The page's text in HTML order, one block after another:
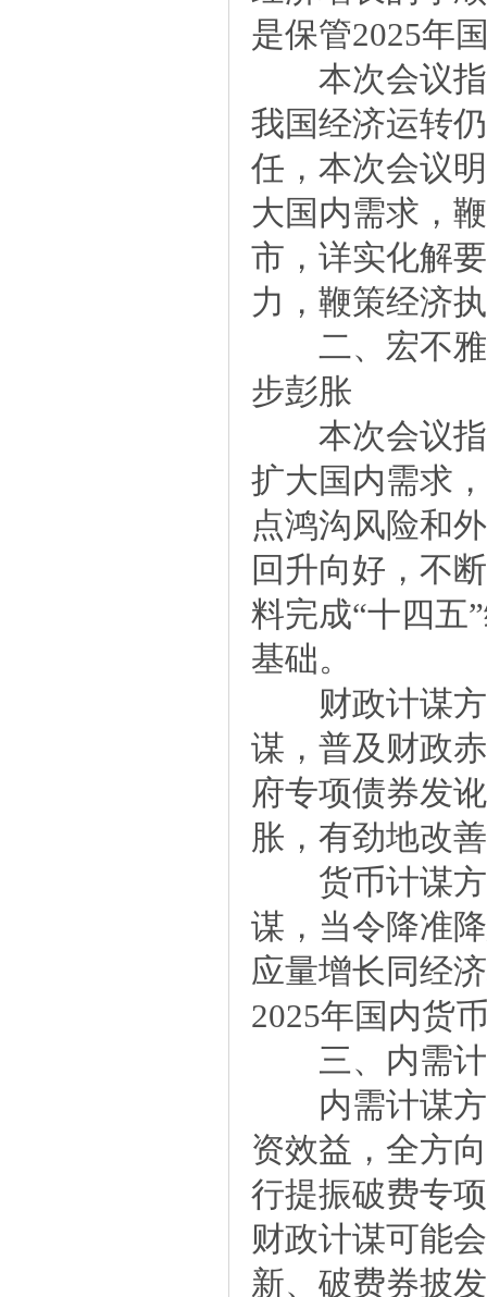
是保管2025年
本次会议指
我国经济运转
任，本次会议
大国内需求，
市，详实化解
力，鞭策经济
二、宏不雅
步彭胀
本次会议指
扩大国内需求
点鸿沟风险和
回升向好，不
料完成“十四五
基础。
财政计谋方
谋，普及财政
府专项债券发
胀，有劲地改
货币计谋方
谋，当令降准
应量增长同经
2025年国内货
三、内需计
内需计谋方
资效益，全方
行提振破费专
财政计谋可能
新、破费券披